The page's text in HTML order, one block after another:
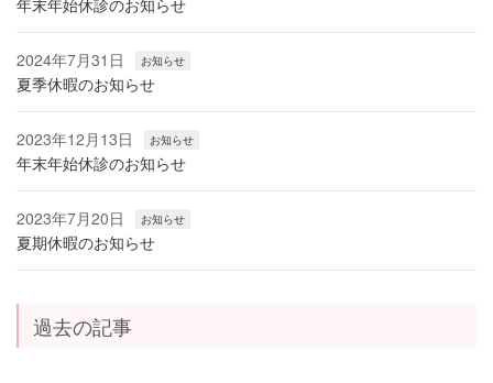
2024年7月31日 お知らせ
夏季休暇のお知らせ
2023年12月13日 お知らせ
年末年始休診のお知らせ
2023年7月20日 お知らせ
夏期休暇のお知らせ
過去の記事